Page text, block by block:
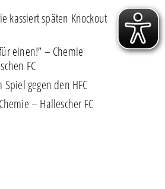
kassiert späten Knockout
einen!” – Chemie
FC
Spiel gegen den HFC
– Hallescher FC